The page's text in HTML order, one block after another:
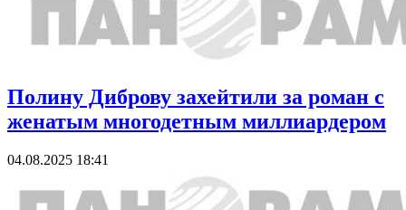
Полину Диброву захейтили за роман с
женатым многодетным миллиардером
04.08.2025 18:41